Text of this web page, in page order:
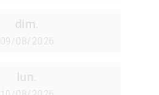
dim.
09/08/2026
lun.